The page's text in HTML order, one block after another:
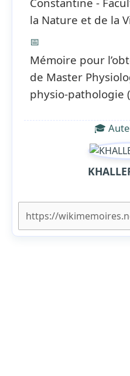
la Nature et de la
📅
Mémoire pour
de Master
physio-pathologie
🎓